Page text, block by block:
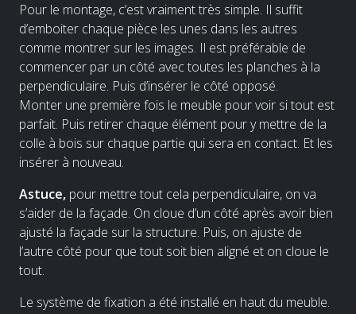
Pour le montage, c’est vraiment très simple. Il suffit
d’emboiter chaque pièce les unes dans les autres
comme montrer sur les images. Il est préférable de
commencer par un côté avec toutes les planches à la
perpendiculaire. Puis d’insérer le côté opposé.
Monter une première fois le meuble pour voir si tout est
parfait. Puis retirer chaque élément pour y mettre de la
colle à bois sur chaque partie qui sera en contact. Et les
insérer à nouveau.
Astuce, pour mettre tout cela perpendiculaire, on va
s’aider de la façade. On cloue d’un côté après avoir bien
ajusté la façade sur la structure. Puis, on ajuste de
l’autre côté pour que tout soit bien aligné et on cloue le
tout.
Le système de fixation a été installé en haut du meuble.